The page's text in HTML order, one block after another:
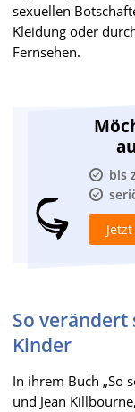
sexuellen
Kleidung oder
Fernsehen.
bis
Jetzt
So verändert
Kinder
In ihrem Buch „So
und Jean